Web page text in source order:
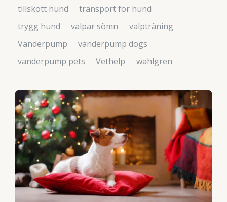
tillskott hund
transport för hund
trygg hund
valpar sömn
valpträning
Vanderpump
vanderpump dogs
vanderpump pets
Vethelp wahlgren